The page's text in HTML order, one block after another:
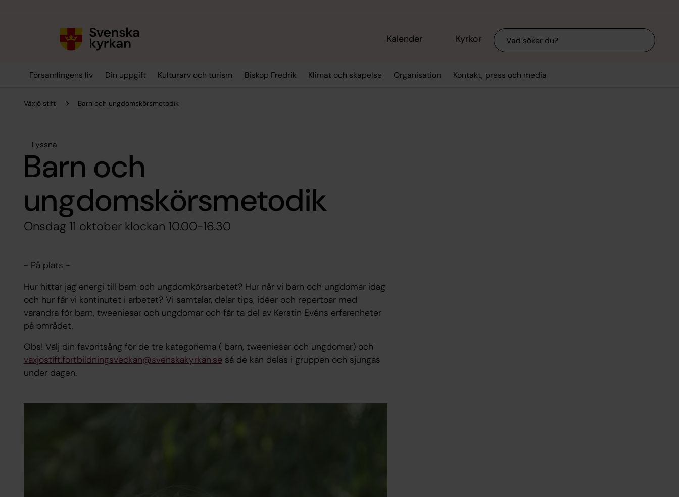
Kalender Kyrkor Sök
Församlingens liv Din uppgift Kulturarv och turism Biskop Fredrik Klimat och skapelse Organisation Kontakt, press och media
Växjö stift Barn och ungdomskörsmetodik
Lyssna
Barn och
ungdomskörsmetodik
Onsdag 11 oktober klockan 10.00-16.30
- På plats -
Hur hittar jag energi till barn och ungdomkörsarbetet? Hur når vi barn och ungdomar idag
och hur får vi kontinutet i arbetet? Vi samtalar, delar tips, idéer och repertoar med
varandra för barn, tweeniesar och ungdomar och får ta del av Kerstin Evéns erfarenheter
på området.
Obs! Välj din favoritsång för de tre kategorierna ( barn, tweeniesar och ungdomar) och
vaxjostift.fortbildningsveckan@svenskakyrkan.se så de kan delas i gruppen och sjungas
under dagen.